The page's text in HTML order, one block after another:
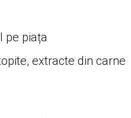
pe piața
extracte din carne